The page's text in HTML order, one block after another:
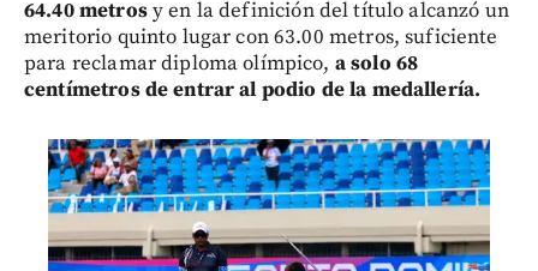
64.40 metrosy en la definición del título alcanzó un
meritorio quinto lugar con 63.00 metros, suficiente
para reclamar diploma olímpico, a solo 68
centímetros de entrar al podio de la medallería.